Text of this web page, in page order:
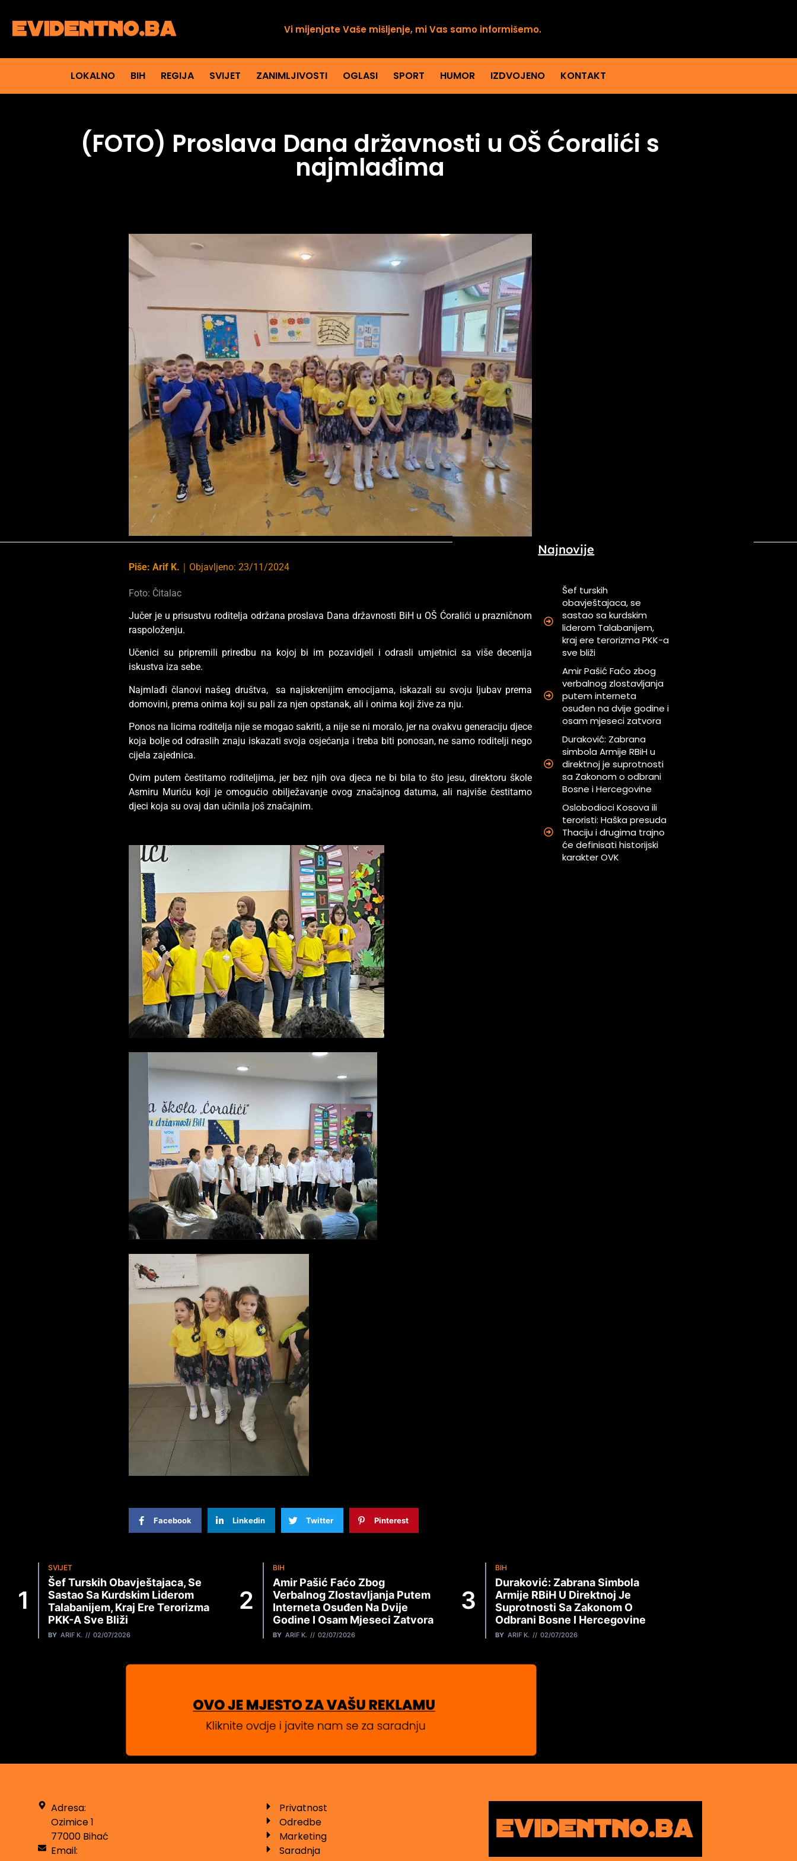
Vi mijenjate Vaše mišljenje, mi Vas samo informišemo.
LOKALNO BIH REGIJA SVIJET ZANIMLJIVOSTI OGLASI SPORT HUMOR IZDVOJENO KONTAKT
(FOTO) Proslava Dana državnosti u OŠ Ćoralići s
najmlađima
Piše: Arif K. ｜ Objavljeno:23/11/2024
Foto: Čitalac
Jučer je u prisustvu roditelja održana proslava Dana državnosti BiH u OŠ Ćoralići u prazničnom
raspoloženju.
Učenici su pripremili priredbu na kojoj bi im pozavidjeli i odrasli umjetnici sa više decenija
iskustva iza sebe.
Najmlađi članovi našeg društva, sa najiskrenijim emocijama, iskazali su svoju ljubav prema
domovini, prema onima koji su pali za njen opstanak, ali i onima koji žive za nju.
Ponos na licima roditelja nije se mogao sakriti, a nije se ni moralo, jer na ovakvu generaciju djece
koja bolje od odraslih znaju iskazati svoja osjećanja i treba biti ponosan, ne samo roditelji nego
cijela zajednica.
Ovim putem čestitamo roditeljima, jer bez njih ova djeca ne bi bila to što jesu, direktoru škole
Asmiru Muriću koji je omogućio obilježavanje ovog značajnog datuma, ali najviše čestitamo
djeci koja su ovaj dan učinila još značajnim.
Facebook Linkedin Twitter Pinterest
Najnovije
Šef turskih
obavještajaca, se
sastao sa kurdskim
liderom Talabanijem,
kraj ere terorizma PKK-a
sve bliži
Amir Pašić Faćo zbog
verbalnog zlostavljanja
putem interneta
osuđen na dvije godine i
osam mjeseci zatvora
Duraković: Zabrana
simbola Armije RBiH u
direktnoj je suprotnosti
sa Zakonom o odbrani
Bosne i Hercegovine
Oslobodioci Kosova ili
teroristi: Haška presuda
Thaciju i drugima trajno
će definisati historijski
karakter OVK
SVIJET
Šef Turskih Obavještajaca, Se
Sastao Sa Kurdskim Liderom
Talabanijem, Kraj Ere Terorizma
PKK-A Sve Bliži
BY ARIF K. 02/07/2026
BIH
Amir Pašić Faćo Zbog
Verbalnog Zlostavljanja Putem
Interneta Osuđen Na Dvije
Godine I Osam Mjeseci Zatvora
BY ARIF K. 02/07/2026
BIH
Duraković: Zabrana Simbola
Armije RBiH U Direktnoj Je
Suprotnosti Sa Zakonom O
Odbrani Bosne I Hercegovine
BY ARIF K. 02/07/2026
Adresa:
Ozimice 1
77000 Bihać
Email:
Privatnost
Odredbe
Marketing
Saradnja